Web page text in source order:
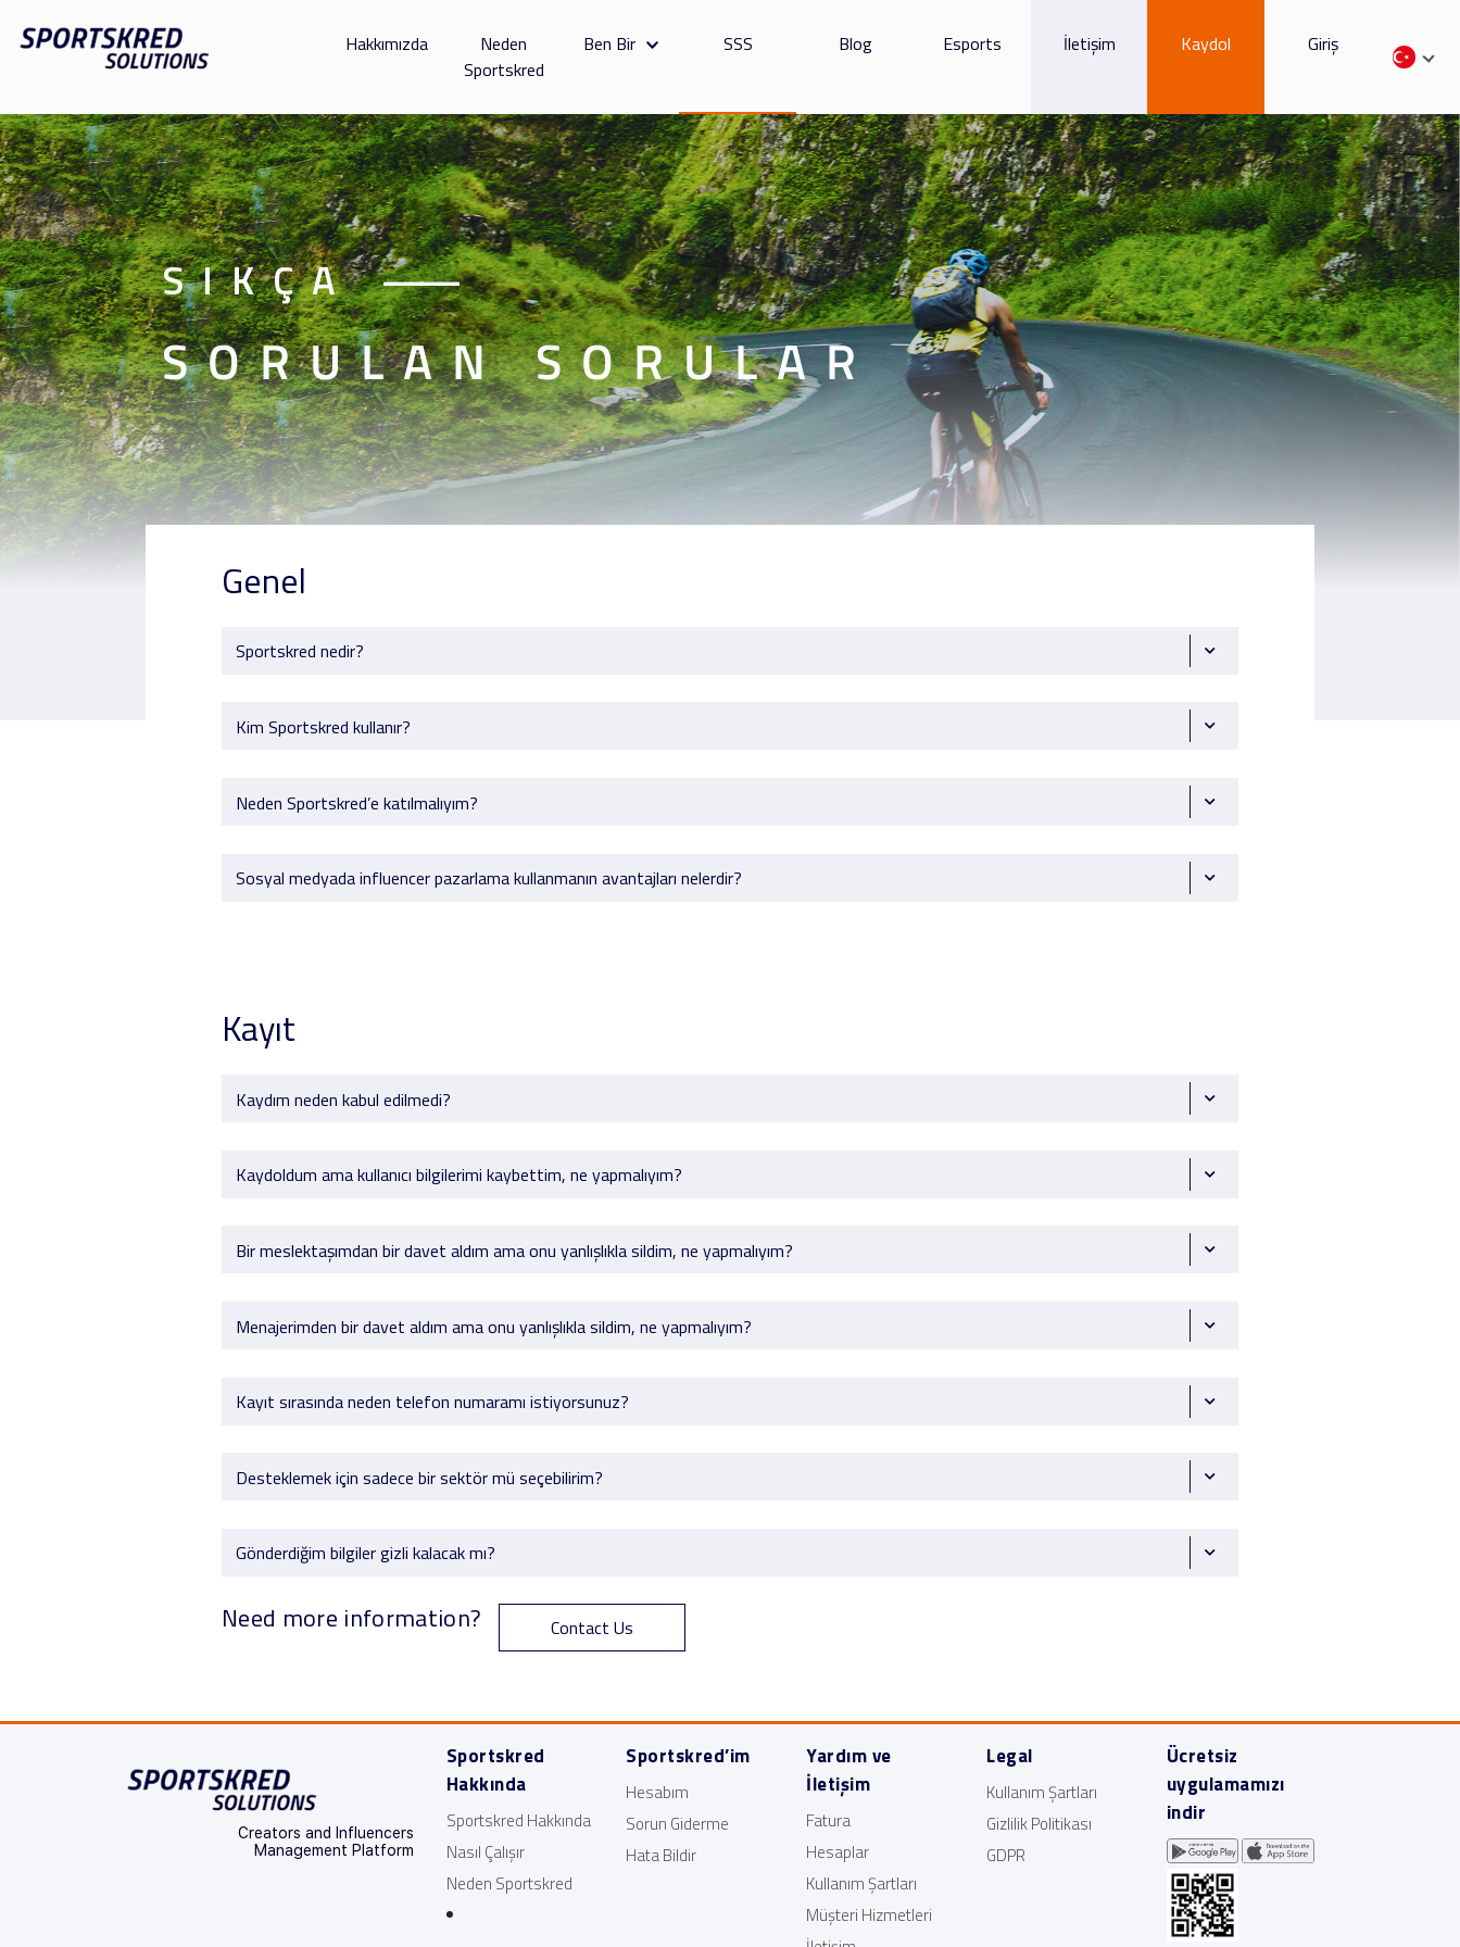
Hakkımızda
Neden
Sportskred
Ben Bir SSS Blog Esports İletişim Kaydol Giriş
SIKÇA——
SORULAN SORULAR
Genel
Sportskred nedir?
Kim Sportskred kullanır?
Neden Sportskred’e katılmalıyım?
Sosyal medyada influencer pazarlama kullanmanın avantajları nelerdir?
Kayıt
Kaydım neden kabul edilmedi?
Kaydoldum ama kullanıcı bilgilerimi kaybettim, ne yapmalıyım?
Bir meslektaşımdan bir davet aldım ama onu yanlışlıkla sildim, ne yapmalıyım?
Menajerimden bir davet aldım ama onu yanlışlıkla sildim, ne yapmalıyım?
Kayıt sırasında neden telefon numaramı istiyorsunuz?
Desteklemek için sadece bir sektör mü seçebilirim?
Gönderdiğim bilgiler gizli kalacak mı?
Need more information? Contact Us
Creators and Influencers
Management Platform
Sportskred
Hakkında
Sportskred Hakkında
Nasıl Çalışır
Neden Sportskred
Sportskred’im
Hesabım
Sorun Giderme
Hata Bildir
Yardım ve
İletişim
Fatura
Hesaplar
Kullanım Şartları
Müşteri Hizmetleri
Legal
Kullanım Şartları
Gizlilik Politikası
GDPR
Ücretsiz
uygulamamızı
indir